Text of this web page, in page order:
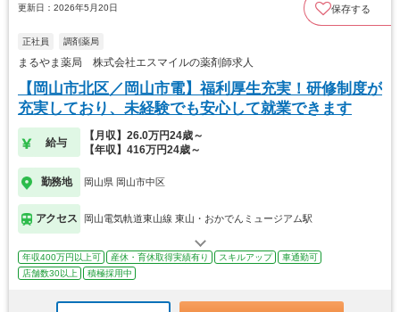
更新日：2026年5月20日 保存する
正社員 調剤薬局
まるやま薬局 株式会社エスマイルの薬剤師求人
【岡山市北区／岡山市電】福利厚生充実！研修制度が
充実しており、未経験でも安心して就業できます
給与
【月収】26.0万円24歳～
【年収】416万円24歳～
勤務地 岡山県 岡山市中区
アクセス 岡山電気軌道東山線 東山・おかでんミュージアム駅
年収400万円以上可 産休・育休取得実績有り スキルアップ
車通勤可
店舗数30以上
積極採用中